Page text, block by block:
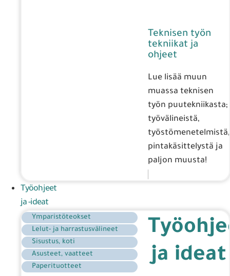
Teknisen työn
tekniikat ja
ohjeet
Lue lisää muun
muassa teknisen
työn puutekniikasta;
työvälineistä,
työstömenetelmistä,
pintakäsittelystä ja
paljon muusta!
Työohjeet
ja -ideat
Ymparistöteokset
Lelut- ja harrastusvälineet
Sisustus, koti
Asusteet, vaatteet
Paperituotteet
ja ideat